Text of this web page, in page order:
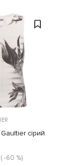
сірий
( -60 %)